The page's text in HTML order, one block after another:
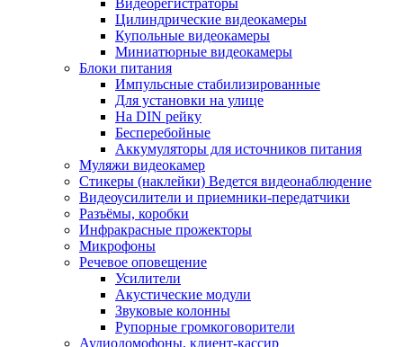
Видеорегистраторы
Цилиндрические видеокамеры
Купольные видеокамеры
Миниатюрные видеокамеры
Блоки питания
Импульсные стабилизированные
Для установки на улице
На DIN рейку
Бесперебойные
Аккумуляторы для источников питания
Муляжи видеокамер
Стикеры (наклейки) Ведется видеонаблюдение
Видеоусилители и приемники-передатчики
Разъёмы, коробки
Инфракрасные прожекторы
Микрофоны
Речевое оповещение
Усилители
Акустические модули
Звуковые колонны
Рупорные громкоговорители
Аудиодомофоны, клиент-кассир